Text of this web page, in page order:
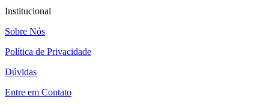
Institucional
Sobre Nós
Política de Privacidade
Dúvidas
Entre em Contato